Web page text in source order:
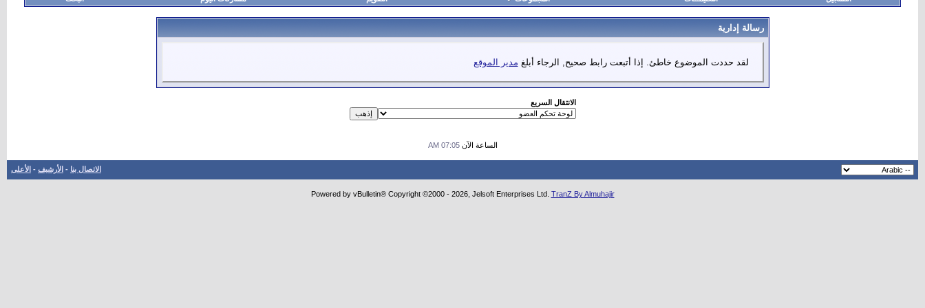
رسالة إدارية
لقد حددت الموضوع خاطئ. إذا أتبعت رابط صحيح, الرجاء أبلغ مدير الموقع
الانتقال السريع
الساعة الآن07:05 AM
الاتصال بنا - الأرشيف - الأعلى
Powered by vBulletin® Copyright ©2000 - 2026, Jelsoft Enterprises Ltd. TranZ By Almuhajir